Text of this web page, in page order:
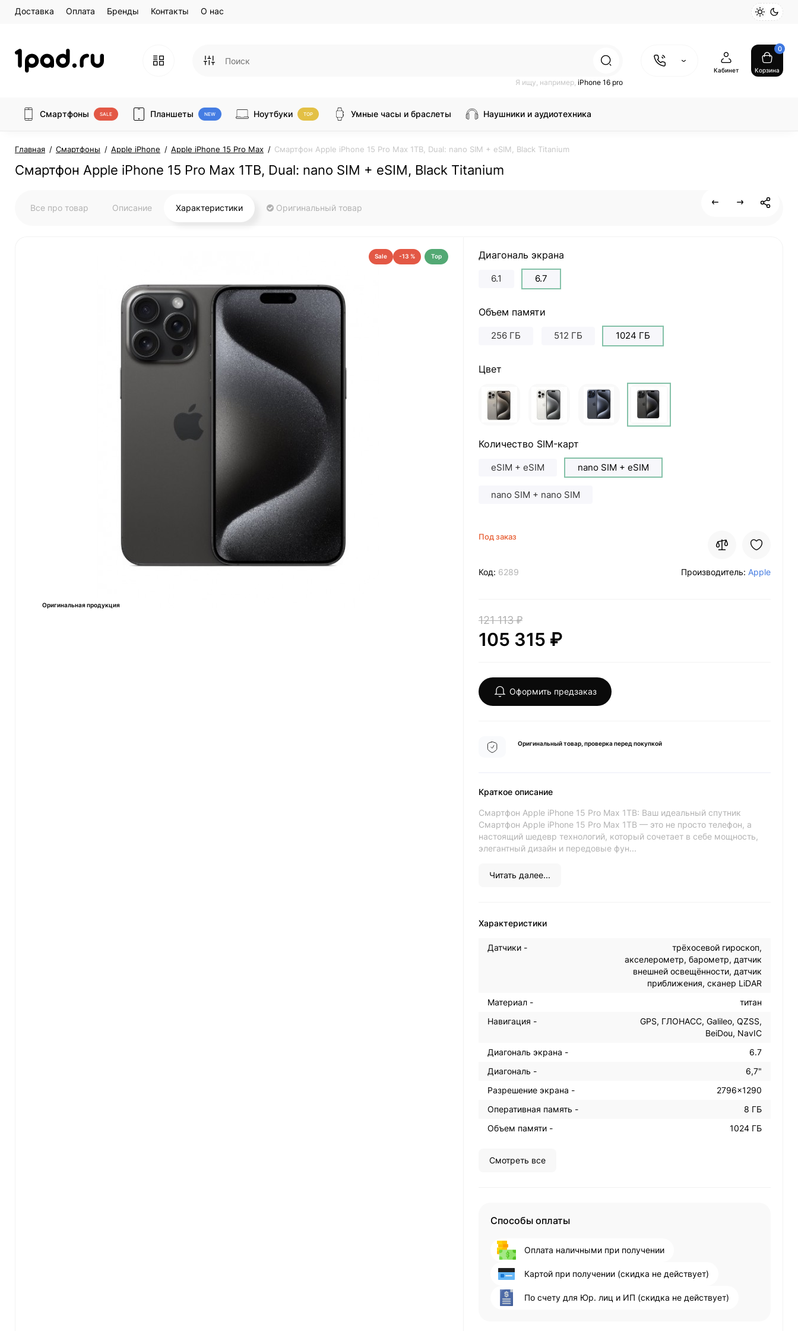
Доставка Оплата Бренды Контакты О нас
Я ищу, например, iPhone 16 pro
Кабинет
0
Корзина
Смартфоны SALE Планшеты NEW Ноутбуки TOP Умные часы и браслеты Наушники и аудиотехника
Главная Смартфоны Apple iPhone Apple iPhone 15 Pro Max Смартфон Apple iPhone 15 Pro Max 1TB, Dual: nano SIM + eSIM, Black Titanium
Смартфон Apple iPhone 15 Pro Max 1TB, Dual: nano SIM + eSIM, Black Titanium
Все про товар Описание Характеристики Оригинальный товар
Sale -13 % Top
Оригинальная продукция
Диагональ экрана
6.1 6.7
Объем памяти
256 ГБ 512 ГБ 1024 ГБ
Цвет
Количество SIM-карт
eSIM + eSIM nano SIM + eSIM
nano SIM + nano SIM
Под заказ
Код: 6289 Производитель: Apple
121 113 ₽
105 315 ₽
Оформить предзаказ
Оригинальный товар, проверка перед покупкой
Краткое описание
Смартфон Apple iPhone 15 Pro Max 1TB: Ваш идеальный спутник
Смартфон Apple iPhone 15 Pro Max 1TB — это не просто телефон, а
настоящий шедевр технологий, который сочетает в себе мощность,
элегантный дизайн и передовые фун...
Читать далее...
Характеристики
Датчики -
трёхосевой гироскоп,
акселерометр, барометр, датчик
внешней освещённости, датчик
приближения, сканер LiDAR
Материал -
титан
Навигация -
GPS, ГЛОНАСС, Galileo, QZSS,
BeiDou, NavIC
Диагональ экрана -
6.7
Диагональ -
6,7"
Разрешение экрана -
2796x1290
Оперативная память -
8 ГБ
Объем памяти -
1024 ГБ
Смотреть все
Способы оплаты
Оплата наличными при получении
Картой при получении (скидка не действует)
По счету для Юр. лиц и ИП (скидка не действует)